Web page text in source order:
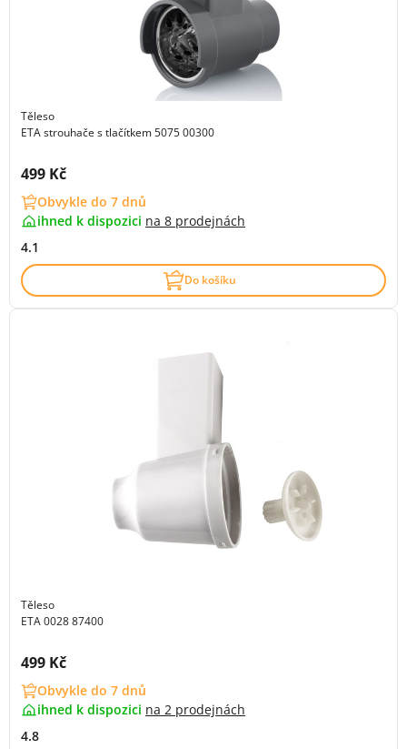
Těleso
ETA strouhače s tlačítkem 5075 00300
Cena s DPH:
499 Kč
Obvykle do 7 dnů
ihned k dispozici na 8 prodejnách
4.1
Do košíku
Těleso
ETA 0028 87400
Cena s DPH:
499 Kč
Obvykle do 7 dnů
ihned k dispozici na 2 prodejnách
4.8